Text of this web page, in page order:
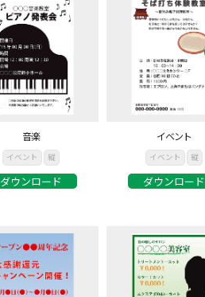
音楽
イベント 縦
ダウンロード
イベント
イベント 縦
ダウンロード